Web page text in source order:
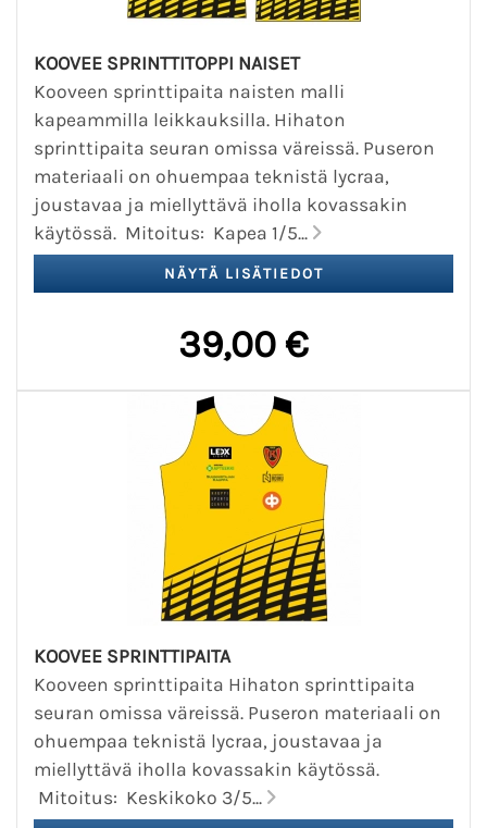
KOOVEE SPRINTTITOPPI NAISET
Kooveen sprinttipaita naisten malli
kapeammilla leikkauksilla. Hihaton
sprinttipaita seuran omissa väreissä. Puseron
materiaali on ohuempaa teknistä lycraa,
joustavaa ja miellyttävä iholla kovassakin
käytössä. Mitoitus: Kapea 1/5...
39,00 €
KOOVEE SPRINTTIPAITA
Kooveen sprinttipaita Hihaton sprinttipaita
seuran omissa väreissä. Puseron materiaali on
ohuempaa teknistä lycraa, joustavaa ja
miellyttävä iholla kovassakin käytössä.
Mitoitus: Keskikoko 3/5...